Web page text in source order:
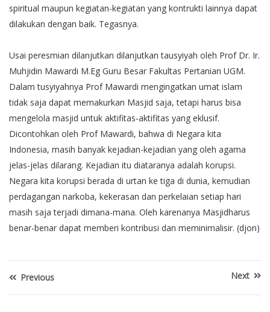
spiritual maupun kegiatan-kegiatan yang kontrukti lainnya dapat
dilakukan dengan baik. Tegasnya.
Usai peresmian dilanjutkan dilanjutkan tausyiyah oleh Prof Dr. Ir.
Muhjidin Mawardi M.Eg Guru Besar Fakultas Pertanian UGM.
Dalam tusyiyahnya Prof Mawardi mengingatkan umat islam
tidak saja dapat memakurkan Masjid saja, tetapi harus bisa
mengelola masjid untuk aktifitas-aktifitas yang eklusif.
Dicontohkan oleh Prof Mawardi, bahwa di Negara kita
Indonesia, masih banyak kejadian-kejadian yang oleh agama
jelas-jelas dilarang. Kejadian itu diataranya adalah korupsi.
Negara kita korupsi berada di urtan ke tiga di dunia, kemudian
perdagangan narkoba, kekerasan dan perkelaian setiap hari
masih saja terjadi dimana-mana. Oleh karenanya Masjidharus
benar-benar dapat memberi kontribusi dan meminimalisir. (djon)
Previous Next